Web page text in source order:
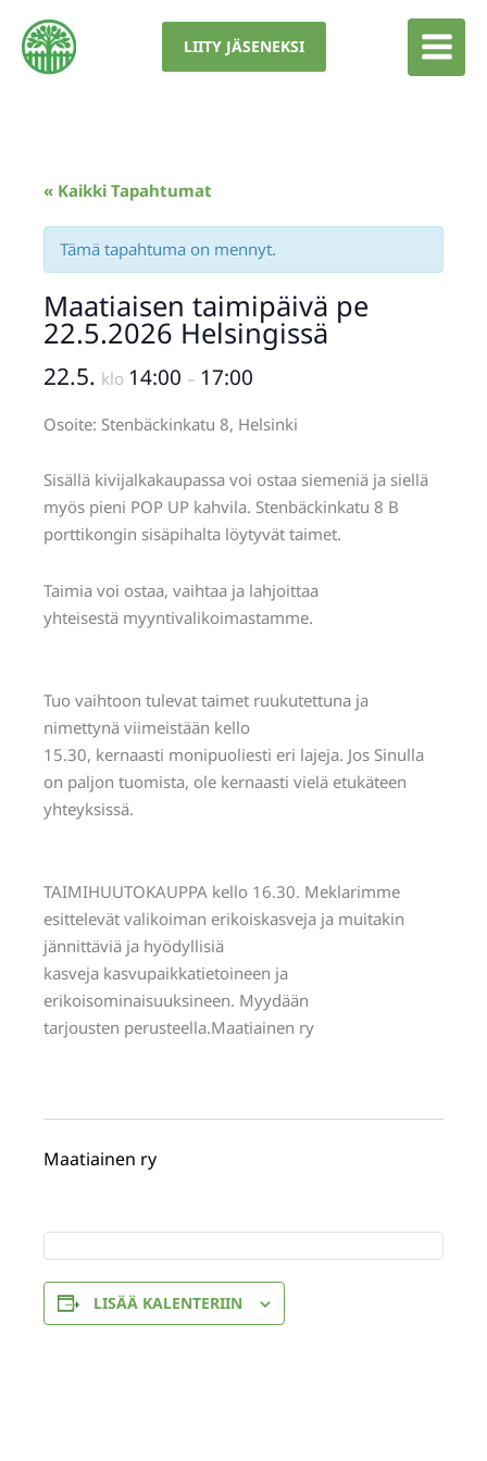
sisältöön
LIITY JÄSENEKSI
« Kaikki Tapahtumat
Tämä tapahtuma on mennyt.
Maatiaisen taimipäivä pe
22.5.2026 Helsingissä
22.5. klo 14:00 – 17:00
Osoite: Stenbäckinkatu 8, Helsinki
Sisällä kivijalkakaupassa voi ostaa siemeniä ja siellä
myös pieni POP UP kahvila. Stenbäckinkatu 8 B
porttikongin sisäpihalta löytyvät taimet.
Taimia voi ostaa, vaihtaa ja lahjoittaa
yhteisestä myyntivalikoimastamme.
Tuo vaihtoon tulevat taimet ruukutettuna ja
nimettynä viimeistään kello
15.30, kernaasti monipuoliesti eri lajeja. Jos Sinulla
on paljon tuomista, ole kernaasti vielä etukäteen
yhteyksissä.
TAIMIHUUTOKAUPPA kello 16.30. Meklarimme
esittelevät valikoiman erikoiskasveja ja muitakin
jännittäviä ja hyödyllisiä
kasveja kasvupaikkatietoineen ja
erikoisominaisuuksineen. Myydään
tarjousten perusteella.Maatiainen ry
Maatiainen ry
LISÄÄ KALENTERIIN